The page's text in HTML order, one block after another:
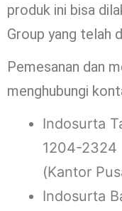
produk ini bisa
Group yang telah
Pemesanan dan
menghubungi
Indosurta
1204-2324
(Kantor
Indosurta